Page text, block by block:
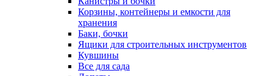
Корзины, контейнеры и емкости для
хранения
Баки, бочки
Ящики для строительных инструментов
Кувшины
Все для сада